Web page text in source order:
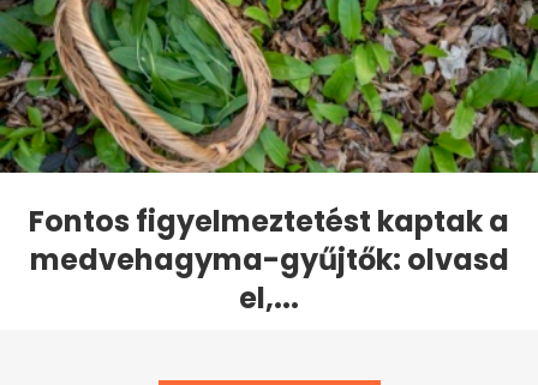
Fontos figyelmeztetést kaptak a
medvehagyma-gyűjtők: olvasd
el,...